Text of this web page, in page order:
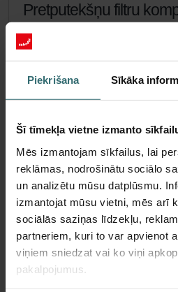
Piekrišana Sīkāka
Šī tīmekļa vietne izmanto
Mēs izmantojam sīkfailus, lai
reklāmas, nodrošinātu sociālo
un analizētu mūsu datplūsmu.
izmantojat mūsu vietni, mēs arī
sociālās saziņas līdzekļu,
partneriem, kuri to var apvienot
viņiem sniedzat vai ko viņi
pakalpojumus.
Pretputekšņu filtru
Zehnder Original
Filtru komplekts, kas aizsargā
un daļiņām no malkas krāsnīm –
Šis produkts atrodas kategorijā:
Nav krājumā Pašlaik nav pieejams